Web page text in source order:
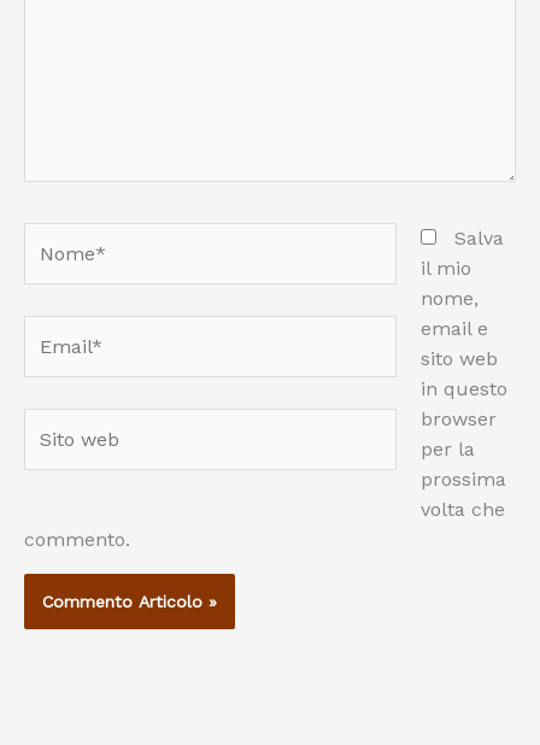
web
Salva
il mio
nome,
email e
sito web
in questo
browser
per la
prossima
volta che
commento.